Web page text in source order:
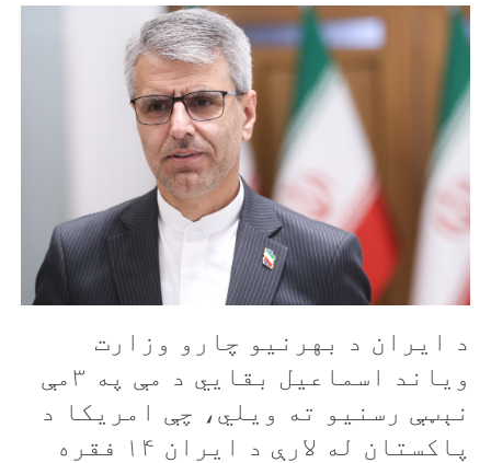
د ایران د بهرنیو چارو وزارت
ویاند اسماعيل بقايي د مې په ۳مې
نېټې رسنيو ته ويلي، چې امریکا د
پاکستان له لارې د ایران ۱۴ فقره